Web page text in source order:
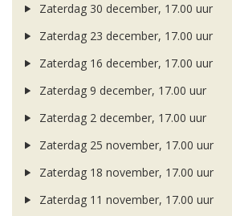
Zaterdag 30 december, 17.00 uur
Zaterdag 23 december, 17.00 uur
Zaterdag 16 december, 17.00 uur
Zaterdag 9 december, 17.00 uur
Zaterdag 2 december, 17.00 uur
Zaterdag 25 november, 17.00 uur
Zaterdag 18 november, 17.00 uur
Zaterdag 11 november, 17.00 uur